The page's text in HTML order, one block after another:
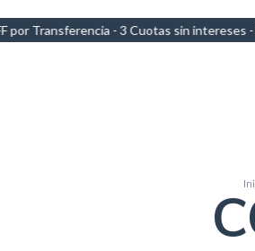
- Envío GRATIS en compras de más de